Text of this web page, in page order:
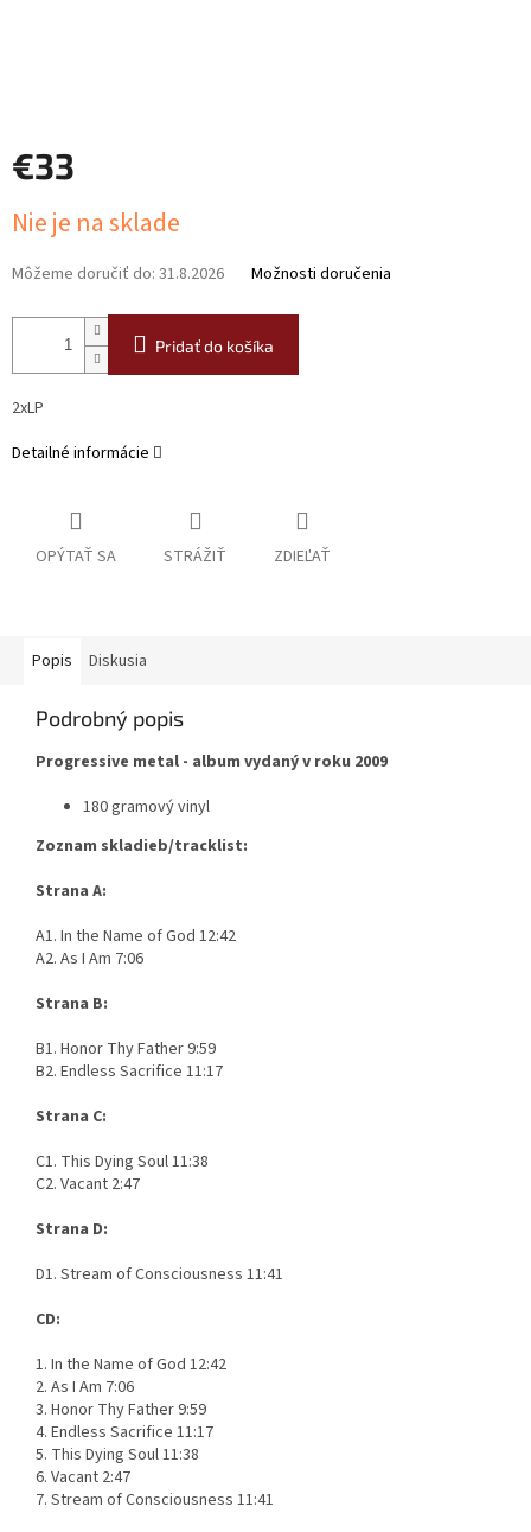
€33
cena:
Nie je na sklade
Môžeme doručiť do: 31.8.2026 Možnosti doručenia
Pridať do košíka
2xLP
Detailné informácie
OPÝTAŤ SA STRÁŽIŤ ZDIEĽAŤ
Popis Diskusia
Podrobný popis
Progressive metal - album vydaný v roku 2009
180 gramový vinyl
Zoznam skladieb/tracklist:
Strana A:
A1. In the Name of God 12:42
A2. As I Am 7:06
Strana B:
B1. Honor Thy Father 9:59
B2. Endless Sacrifice 11:17
Strana C:
C1. This Dying Soul 11:38
C2. Vacant 2:47
Strana D:
D1. Stream of Consciousness 11:41
CD:
1. In the Name of God 12:42
2. As I Am 7:06
3. Honor Thy Father 9:59
4. Endless Sacrifice 11:17
5. This Dying Soul 11:38
6. Vacant 2:47
7. Stream of Consciousness 11:41